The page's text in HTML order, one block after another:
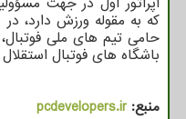
که به مقوله ورزش دارد،
حامی تیم های ملی
باشگاه های فوتبال
منبع:pcdevelopers.ir